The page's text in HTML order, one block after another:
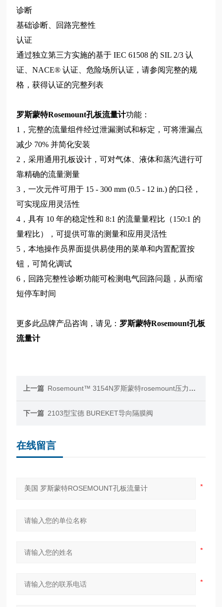
诊断
基础诊断、回路完整性
认证
通过独立第三方实施的基于 IEC 61508 的 SIL 2/3 认
证、NACE® 认证、危险场所认证，请参阅完整的规
格，获得认证的完整列表
罗斯蒙特Rosemount孔板流量计功能：
1，完整的流量组件经过泄漏测试和标定，可将泄漏点
减少 70% 并简化安装
2，采用通用孔板设计，可对气体、液体和蒸汽进行可
靠精确的流量测量
3，一次元件可用于 15 - 300 mm (0.5 - 12 in.) 的口径，
可实现应用灵活性
4，具有 10 年的稳定性和 8:1 的流量量程比（150:1 的
量程比），可提供可靠的测量和应用灵活性
5，本地操作员界面提供易使用的菜单和内置配置按
钮，可简化调试
6，回路完整性诊断功能可检测电气回路问题，从而缩
短停车时间
更多此品牌产品咨询，请见： 罗斯蒙特Rosemount孔板
流量计
上一篇 Rosemount™ 3154N罗斯蒙特rosemount压力变送器
下一篇 2103型宝德 BUREKET导向隔膜阀
在线留言